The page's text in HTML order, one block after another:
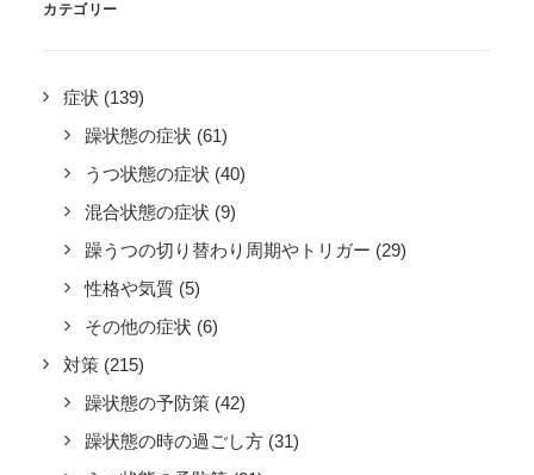
カテゴリー
症状 (139)
躁状態の症状 (61)
うつ状態の症状 (40)
混合状態の症状 (9)
躁うつの切り替わり周期やトリガー (29)
性格や気質 (5)
その他の症状 (6)
対策 (215)
躁状態の予防策 (42)
躁状態の時の過ごし方 (31)